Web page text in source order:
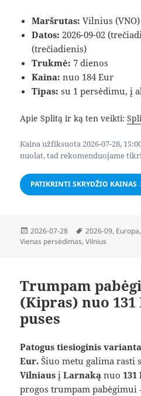
Maršrutas: Vilnius (VNO)
Datos: 2026-09-02
(trečiadienis)
Trukmė: 7 dienos
Kaina: nuo 184 Eur
Tipas: su 1 persėdimu, į
Apie Splitą ir ką ten veikti:
Kaina užfiksuota 2026-07-28,
nuolat, tad rekomenduojame
PATIKRINTI SKRYDŽIO KAINAS
Paskelbta
2026-07-28 Žymos
2026-09, Europa,
Vienas persėdimas,Vilnius
Trumpam
(Kipras) nuo
puses
Patogus tiesioginis
Eur. Šiuo metu galima rasti
Vilniaus įLarnaką nuo131
progos trumpam pabėgimui